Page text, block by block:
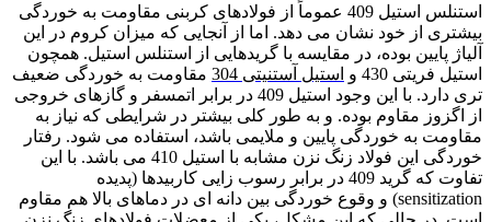
استنلس استیل 409 عموماً از فولادهای کربنی مقاومت به خوردگی
بیشتری از خود نشان می دهد. اما از آنجایی که میزان کروم در این
آلیاژ پایین بوده، در مقایسه با گریدهایی از استنلس استیل. همچون
استیل فریتی 430 و
استیل آستنیتی 304
مقاومت به خوردگی ضعیف
تری دارد. با این وجود استیل 409 در برابر اتمسفر و گازهای خروجی
از اگزوز مقاوم بوده. و به طور کلی بیشتر در شرایطی که نیاز به
مقاومت به خوردگی پایین و ملایمی باشد، استفاده می شود. رفتار
خوردگی این فولاد زنگ نزن مشابه با استیل 410 می باشد. با این
تفاوت که گرید 409 در برابر رسوب زایی کاربیدها (پدیده
sensitization) و وقوع خوردگی بین دانه ای در دماهای بالا هم مقاوم